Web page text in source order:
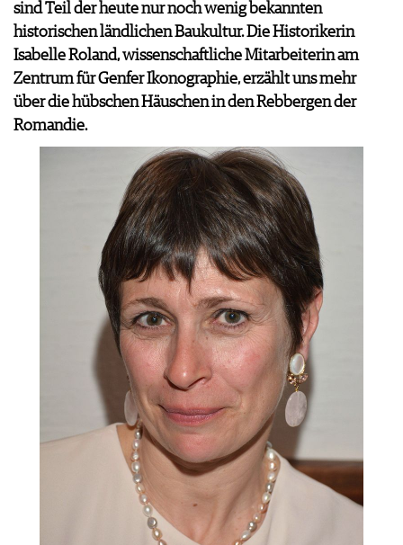
sind Teil der heute nur noch wenig bekannten
historischen ländlichen Baukultur. Die Historikerin
Isabelle Roland, wissenschaftliche Mitarbeiterin am
Zentrum für Genfer Ikonographie, erzählt uns mehr
über die hübschen Häuschen in den Rebbergen der
Romandie.